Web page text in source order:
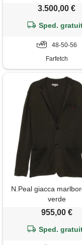
3.500,00 €
Sped.
48-50-56
Farfetch
N.Peal giacca
verde
955,00 €
Sped.